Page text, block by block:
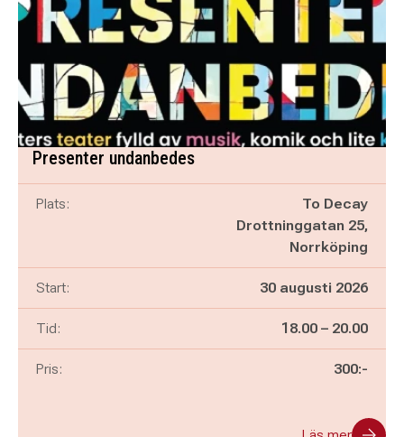
Presenter undanbedes
Plats:
To Decay
Drottninggatan 25,
Norrköping
Start: 30 augusti 2026
Tid: Pågår mellan
18.00 – och
20.00
Pris: 300:-